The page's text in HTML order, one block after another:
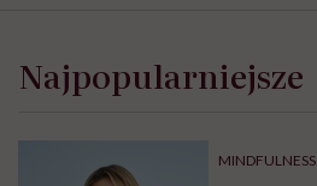
Najpopularniejsze
MINDFULNESS